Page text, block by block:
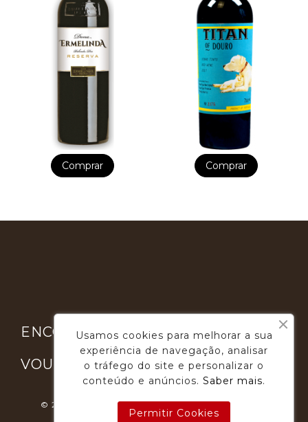
Comprar Comprar
ENCONTRE-NOS 
VOUGA GOURMET
© 2026 - Desenvolvimento E Suporte: Webfeel.pt
Usamos cookies para melhorar a sua
experiência de navegação, analisar
o tráfego do site e personalizar o
conteúdo e anúncios. Saber mais.
Permitir Cookies